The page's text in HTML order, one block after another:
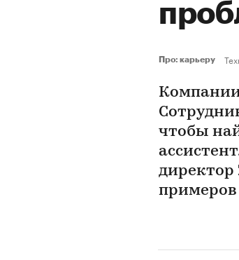
Про: карьеру
чтобы
директор
примеров